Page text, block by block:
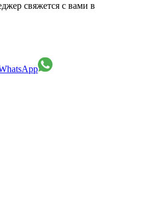
свяжется с вами в